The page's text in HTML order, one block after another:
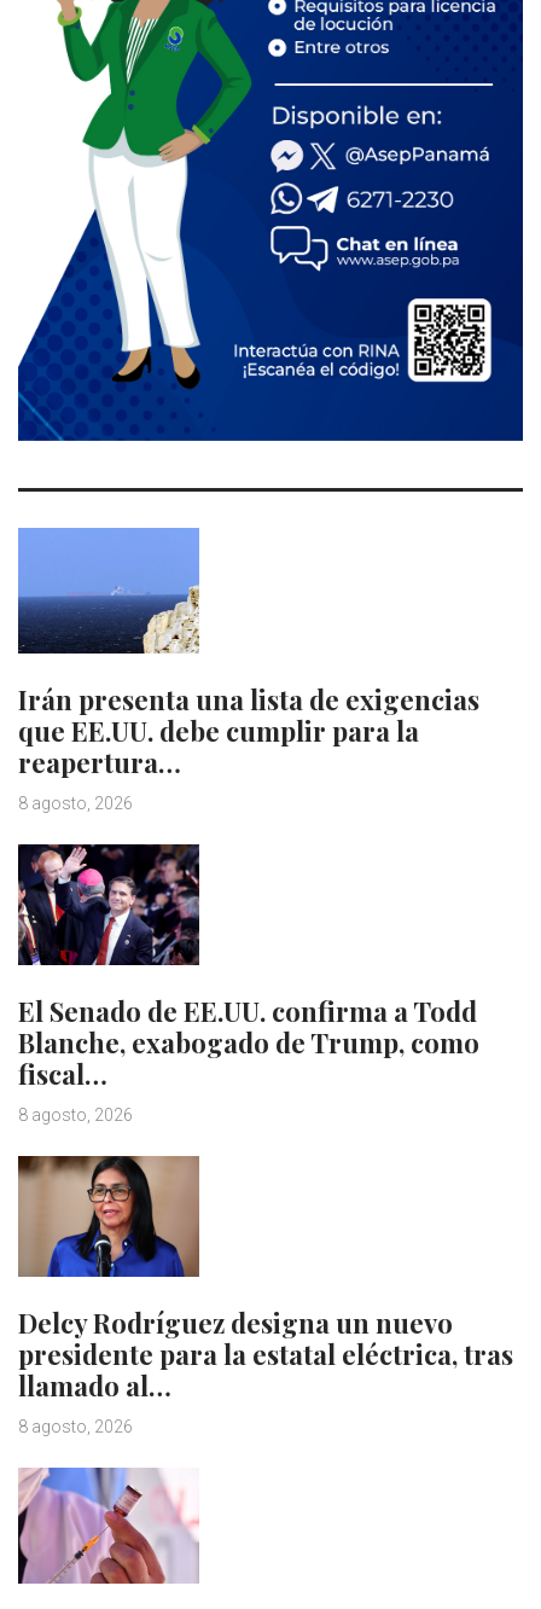
Irán presenta una lista de exigencias
que EE.UU. debe cumplir para la
reapertura…
8 agosto, 2026
El Senado de EE.UU. confirma a Todd
Blanche, exabogado de Trump, como
fiscal…
8 agosto, 2026
Delcy Rodríguez designa un nuevo
presidente para la estatal eléctrica, tras
llamado al…
8 agosto, 2026